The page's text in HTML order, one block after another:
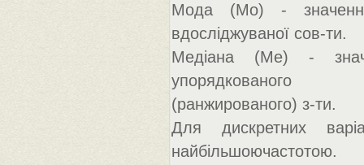
Мода (Мо) - значення
вдосліджуваної сов-ти.
Медіана (Ме) -
упорядкованого
(ранжированого) з-ти.
Для дискретних
найбільшоючастотою.